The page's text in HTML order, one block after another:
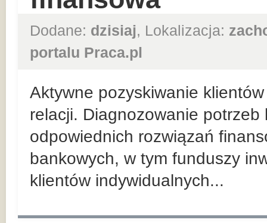
Dodane: dzisiaj, Lokalizacja:
portalu Praca.pl
Aktywne pozyskiwanie
relacji. Diagnozowanie
odpowiednich rozwiązań
bankowych, w tym funduszy
klientów indywidualnych...